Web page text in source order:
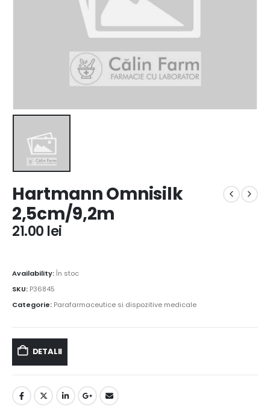
Hartmann Omnisilk
2,5cm/9,2m
21.00 lei
Availability:În stoc
SKU: P36845
Categorie: Parafarmaceutice si dispozitive medicale
DETALII